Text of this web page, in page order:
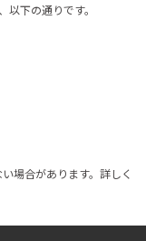
下の通りです。
場合があります。詳しく